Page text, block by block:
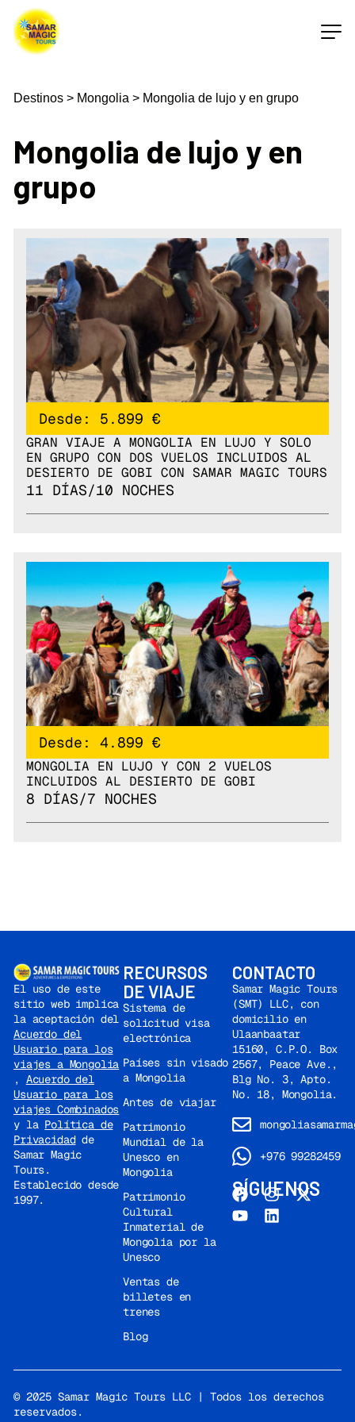
Destinos > Mongolia > Mongolia de lujo y en grupo
Mongolia de lujo y en
grupo
Desde: 5.899 €
GRAN VIAJE A MONGOLIA EN LUJO Y SOLO
EN GRUPO CON DOS VUELOS INCLUIDOS AL
DESIERTO DE GOBI CON SAMAR MAGIC TOURS
11 DÍAS/10 NOCHES
Desde: 4.899 €
MONGOLIA EN LUJO Y CON 2 VUELOS
INCLUIDOS AL DESIERTO DE GOBI
8 DÍAS/7 NOCHES
El uso de este
sitio web implica
la aceptación del
Acuerdo del
Usuario para los
viajes a Mongolia
, Acuerdo del
Usuario para los
viajes Combinados
y la Política de
Privacidadde
Samar Magic
Tours.
Establecido desde
1997.
RECURSOS
DE VIAJE
Sistema de
solicitud visa
electrónica
Países sin visado
a Mongolia
Antes de viajar
Patrimonio
Mundial de la
Unesco en
Mongolia
Patrimonio
Cultural
Inmaterial de
Mongolia por la
Unesco
Ventas de
billetes en
trenes
Blog
CONTACTO
Samar Magic Tours
(SMT) LLC, con
domicilio en
Ulaanbaatar
15160, C.P.O. Box
2567, Peace Ave.,
Blg No. 3, Apto.
No. 18, Mongolia.
+976 99282459
SÍGUENOS
© 2025 Samar Magic Tours LLC | Todos los derechos
reservados.